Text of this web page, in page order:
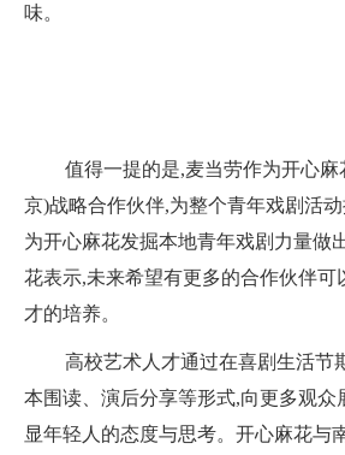
味。
值得一提的是,麦当劳作为开心
京)战略合作伙伴,为整个青年戏剧活
为开心麻花发掘本地青年戏剧力量做
花表示,未来希望有更多的合作伙伴可
才的培养。
高校艺术人才通过在喜剧生活节
本围读、演后分享等形式,向更多观众
显年轻人的态度与思考。开心麻花与